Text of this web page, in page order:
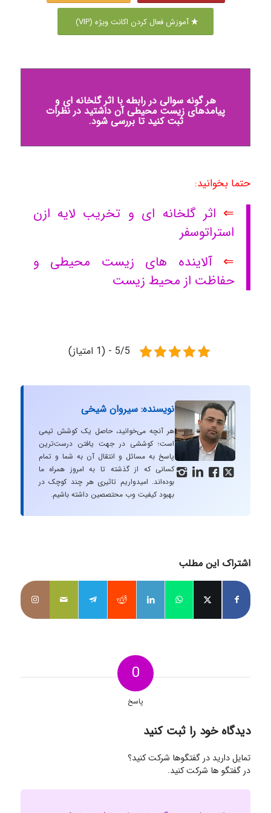
آموزش فعال کردن اکانت ویژه (VIP)
هر گونه سوالی در رابطه با اثر گلخانه ای و
پیامدهای زیست محیطی آن داشتید در نظرات
ثبت کنید تا بررسی شود.
حتما بخوانید:
⇐ اثر گلخانه ای و تخریب لایه ازن
استراتوسفر
⇐آلاینده های زیست محیطی و
حفاظت از محیط زیست
5/5 - (1 امتیاز)
   
نویسنده: سیروان شیخی
هر آنچه می‌خوانید، حاصل یک کوشش تیمی
است؛ کوششی در جهت یافتن درست‌ترین
پاسخ به مسائل و انتقال آن به شما و تمام
کسانی که از گذشته تا به امروز همراه ما
بوده‌اند. امیدواریم تاثیری هر چند کوچک در
بهبود کیفیت وب محتصصین داشته باشیم.
اشتراک این مطلب
0
پاسخ
دیدگاه خود را ثبت کنید
تمایل دارید در گفتگوها شرکت کنید؟
در گفتگو ها شرکت کنید.